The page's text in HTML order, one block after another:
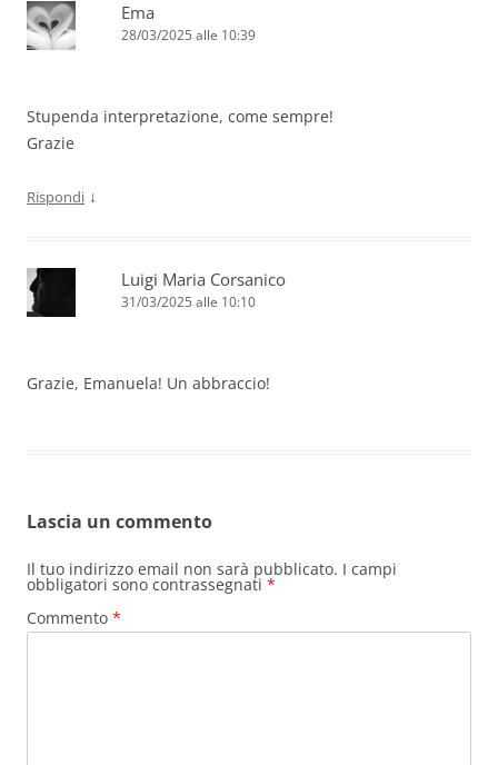
Ema
28/03/2025 alle 10:39
Stupenda interpretazione, come sempre!
Grazie
Rispondi ↓
Luigi Maria Corsanico
31/03/2025 alle 10:10
Grazie, Emanuela! Un abbraccio!
Lascia un commento
Il tuo indirizzo email non sarà pubblicato. I campi
obbligatori sono contrassegnati *
Commento *